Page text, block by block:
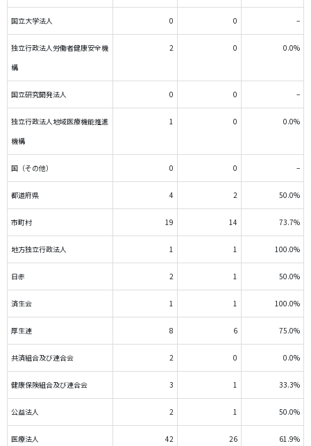
国立大学法人 0 0 –
独立行政法人労働者健康安全機
構
2 0 0.0%
国立研究開発法人 0 0 –
独立行政法人地域医療機能推進
機構
1 0 0.0%
国（その他） 0 0 –
都道府県 4 2 50.0%
市町村 19 14 73.7%
地方独立行政法人 1 1 100.0%
日赤 2 1 50.0%
済生会 1 1 100.0%
厚生連 8 6 75.0%
共済組合及び連合会 2 0 0.0%
健康保険組合及び連合会 3 1 33.3%
公益法人 2 1 50.0%
医療法人 42 26 61.9%